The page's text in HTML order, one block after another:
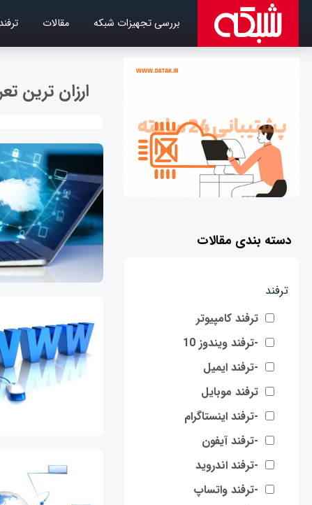
بررسی تجهیزات شبکه مقالات ترفند
دسته بندی مقالات
ترفند
ترفند کامپیوتر
-ترفند ویندوز 10
-ترفند ایمیل
ترفند موبایل
-ترفند اینستاگرام
-ترفند آیفون
-ترفند اندروید
-ترفند واتساپ
ارزان ترین